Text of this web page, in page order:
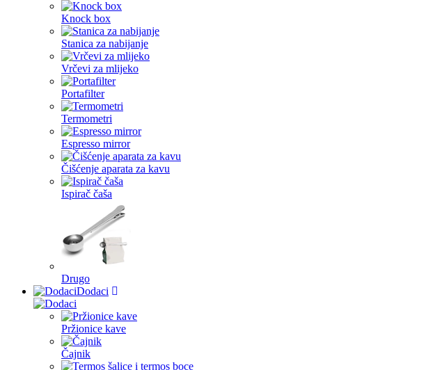
Knock box
Stanica za nabijanje
Vrčevi za mlijeko
Portafilter
Termometri
Espresso mirror
Čišćenje aparata za kavu
Ispirač čaša
Drugo
Dodaci
Pržionice kave
Čajnik